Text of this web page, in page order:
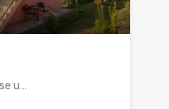
u…